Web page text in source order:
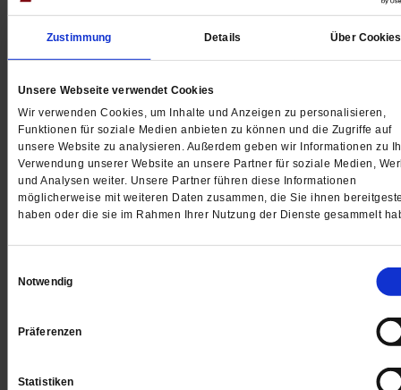
Zustimmung Details Über Cookies
Unsere Webseite verwendet Cookies
Wir verwenden Cookies, um Inhalte und Anzeigen zu personalisieren,
Funktionen für soziale Medien anbieten zu können und die Zugriffe auf
unsere Website zu analysieren. Außerdem geben wir Informationen zu
Verwendung unserer Website an unsere Partner für soziale Medien,
und Analysen weiter. Unsere Partner führen diese Informationen
möglicherweise mit weiteren Daten zusammen, die Sie ihnen
haben oder die sie im Rahmen Ihrer Nutzung der Dienste gesammelt
Notwendig
Präferenzen
Statistiken
Landtagswahl in Sachsen-Anhalt
»Die Empathie geht verloren«
Der Erfolg der AfD verändert schon jetzt das Land,
der katholische Bischof von Magdeburg, Gerhard
Die aggressive Polemik der Partei gegen die Kirchen
erinnert ihn an die Zeit in der DDR – mit einem